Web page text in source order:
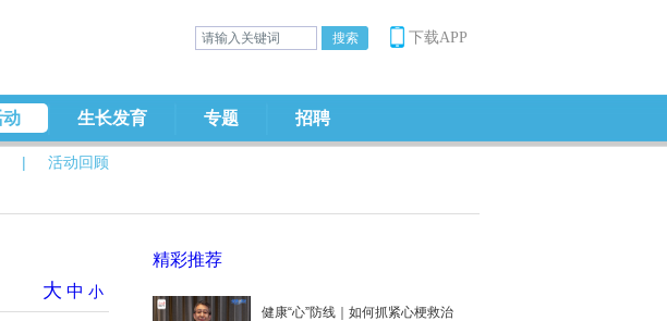
下载APP
动
| 活动回顾
生长发育 专题 招聘
大 中 小
精彩推荐
健康“心”防线｜如何抓紧心梗救治